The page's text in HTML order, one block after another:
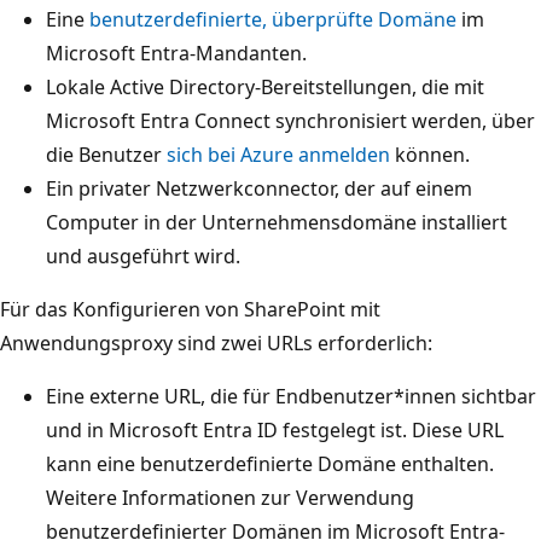
Eine benutzerdefinierte, überprüfte Domäne im
Microsoft Entra-Mandanten.
Lokale Active Directory-Bereitstellungen, die mit
Microsoft Entra Connect synchronisiert werden, über
die Benutzersich bei Azure anmelden können.
Ein privater Netzwerkconnector, der auf einem
Computer in der Unternehmensdomäne installiert
und ausgeführt wird.
Für das Konfigurieren von SharePoint mit
Anwendungsproxy sind zwei URLs erforderlich:
Eine externe URL, die für Endbenutzer*innen sichtbar
und in Microsoft Entra ID festgelegt ist. Diese URL
kann eine benutzerdefinierte Domäne enthalten.
Weitere Informationen zur Verwendung
benutzerdefinierter Domänen im Microsoft Entra-